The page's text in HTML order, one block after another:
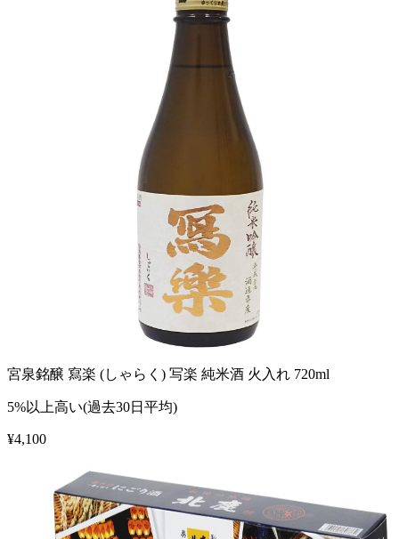
宮泉銘醸 寫楽 (しゃらく) 写楽 純米酒 火入れ 720ml
5%以上高い(過去30日平均)
¥4,100